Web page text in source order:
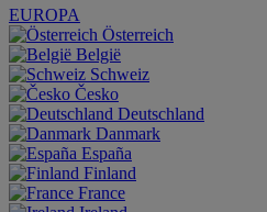
EUROPA
Österreich
België
Schweiz
Česko
Deutschland
Danmark
España
Finland
France